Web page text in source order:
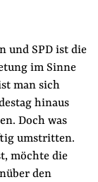
Feed
und SPD ist die
im Sinne
man sich
hinaus
Doch was
umstritten.
möchte die
den